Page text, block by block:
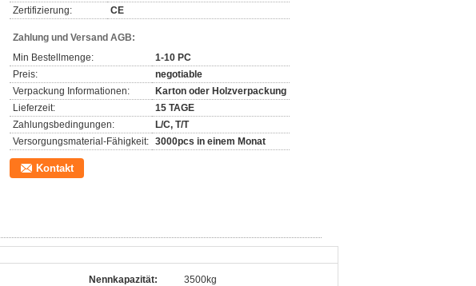
Zertifizierung:
CE
Zahlung und Versand AGB:
Min Bestellmenge:
1-10 PC
Preis:
negotiable
Verpackung Informationen:
Karton oder Holzverpackung
Lieferzeit:
15 TAGE
Zahlungsbedingungen:
L/C, T/T
Versorgungsmaterial-Fähigkeit: 3000pcs in einem Monat
Kontakt
Nennkapazität: 3500kg